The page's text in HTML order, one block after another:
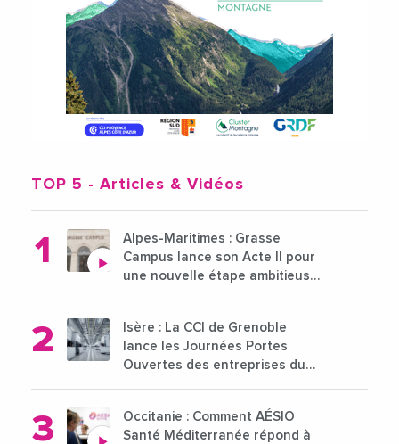
TOP 5 - Articles & Vidéos
Alpes-Maritimes : Grasse
Campus lance son Acte II pour
une nouvelle étape ambitieuse
Isère : La CCI de Grenoble
lance les Journées Portes
Ouvertes des entreprises du
Occitanie : Comment AÉSIO
Santé Méditerranée répond à